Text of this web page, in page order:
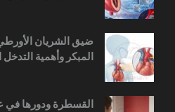
ضيق الشريان
المبكر وأهمية
القسطرة ودورها في